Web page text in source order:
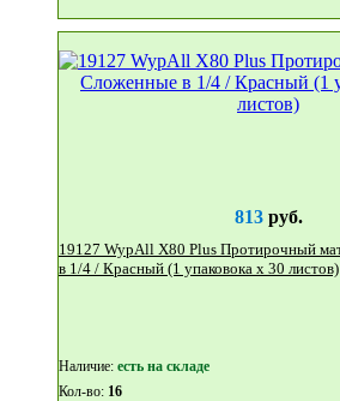
813руб.
19127 WypAll X80 Plus Протирочный материал - Сложенные
в 1/4 / Красный (1 упаковока x 30 листов)
Наличие: eсть на складе
Кол-во: 16